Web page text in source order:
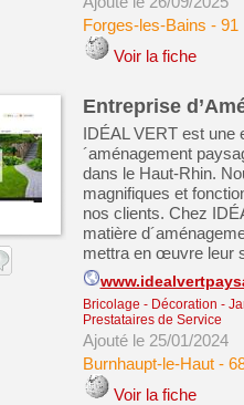
Forges-les-Bains - 91
Voir la fiche
Entreprise
IDÉAL VERT est une
´aménagement
dans le Haut-Rhin.
magnifiques et
nos clients. Chez
matière
mettra en œuvre leur
Bricolage - Décoration -
Prestataires de Service
Ajouté le 25/01/2024
Burnhaupt-le-Haut-
Voir la fiche